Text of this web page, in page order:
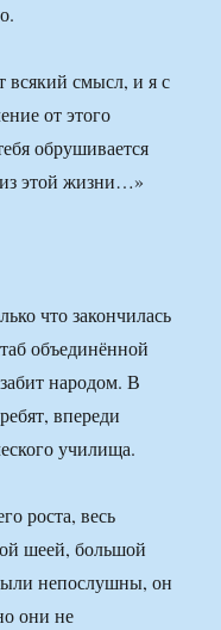
всякий смысл, и я с
от этого
обрушивается
этой жизни…»
что закончилась
объединённой
народом. В
впереди
училища.
роста, весь
шеей, большой
непослушны, он
они не